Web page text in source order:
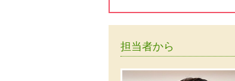
担当者から